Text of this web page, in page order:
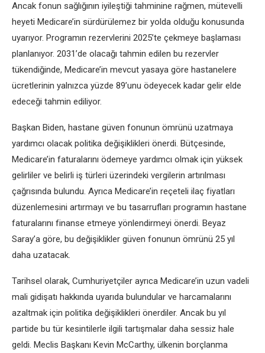
Ancak fonun sağlığının iyileştiği tahminine rağmen, mütevelli
heyeti Medicare’in sürdürülemez bir yolda olduğu konusunda
uyarıyor. Programın rezervlerini 2025’te çekmeye başlaması
planlanıyor. 2031’de olacağı tahmin edilen bu rezervler
tükendiğinde, Medicare’in mevcut yasaya göre hastanelere
ücretlerinin yalnızca yüzde 89’unu ödeyecek kadar gelir elde
edeceği tahmin ediliyor.
Başkan Biden, hastane güven fonunun ömrünü uzatmaya
yardımcı olacak politika değişiklikleri önerdi. Bütçesinde,
Medicare’in faturalarını ödemeye yardımcı olmak için yüksek
gelirliler ve belirli iş türleri üzerindeki vergilerin artırılması
çağrısında bulundu. Ayrıca Medicare’in reçeteli ilaç fiyatları
düzenlemesini artırmayı ve bu tasarrufları programın hastane
faturalarını finanse etmeye yönlendirmeyi önerdi. Beyaz
Saray’a göre, bu değişiklikler güven fonunun ömrünü 25 yıl
daha uzatacak.
Tarihsel olarak, Cumhuriyetçiler ayrıca Medicare’in uzun vadeli
mali gidişatı hakkında uyarıda bulundular ve harcamalarını
azaltmak için politika değişiklikleri önerdiler. Ancak bu yıl
partide bu tür kesintilerle ilgili tartışmalar daha sessiz hale
geldi. Meclis Başkanı Kevin McCarthy, ülkenin borçlanma